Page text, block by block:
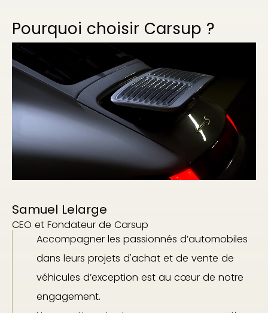
Pourquoi choisir Carsup ?
Samuel Lelarge
CEO et Fondateur de Carsup
Accompagner les passionnés d’automobiles
dans leurs projets d'achat et de vente de
véhicules d’exception est au cœur de notre
engagement.